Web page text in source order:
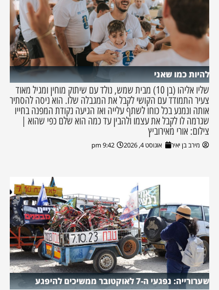
להיות כמו שאני
שליו אליהו (בן 10) מבית שמש, נולד עם שיתוק מוחין ומגיל מאוד
צעיר התמודד עם הקושי לקבל את המגבלה שלו. הוא ניסה להסתיר
אותה ונמנע בכל כוחו לשתף עלייה ואז הגיעה נקודת המפנה בחייו
שגרמה לו לקבל את עצמו ולהבין עד כמה הוא שלם כפי שהוא |
צילום: אורי מאירוביץ
מירב בן יאיר אוגוסט 4, 2026 9:42 pm
שערורייה: נפגעי ה-7 לאוקטובר ממשיכים להיפגע